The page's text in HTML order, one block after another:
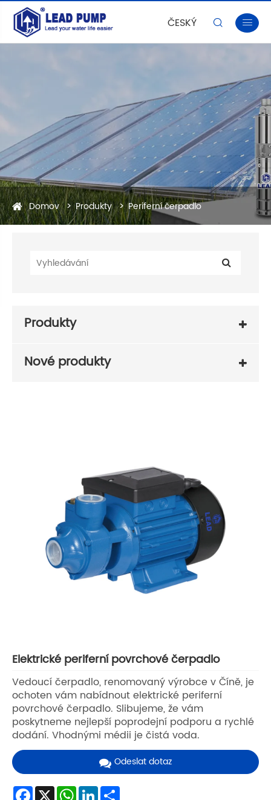
ČESKÝ  
Domov Produkty Periferní čerpadlo
Produkty
Nové produkty
Elektrické periferní povrchové čerpadlo
Vedoucí čerpadlo, renomovaný výrobce v Číně, je
ochoten vám nabídnout elektrické periferní
povrchové čerpadlo. Slibujeme, že vám
poskytneme nejlepší poprodejní podporu a rychlé
dodání. Vhodnými médii je čistá voda.
Odeslat dotaz
Facebook
X WhatsApp
LinkedIn